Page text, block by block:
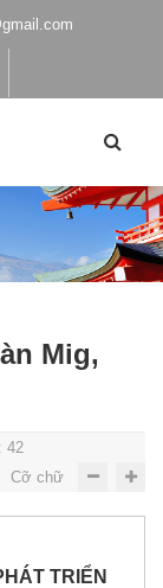
Mig,
42
Cỡ chữ
TRIỂN